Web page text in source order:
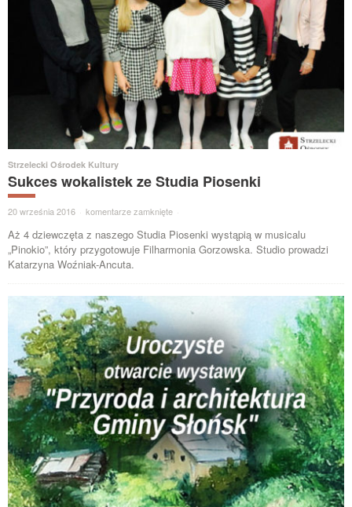
Strzelecki Ośrodek Kultury
Sukces wokalistek ze Studia Piosenki
20 września 2016 · komentarze zamknięte ·
Aż 4 dziewczęta z naszego Studia Piosenki wystąpią w musicalu
„Pinokio”, który przygotowuje Filharmonia Gorzowska. Studio prowadzi
Katarzyna Woźniak-Ancuta.